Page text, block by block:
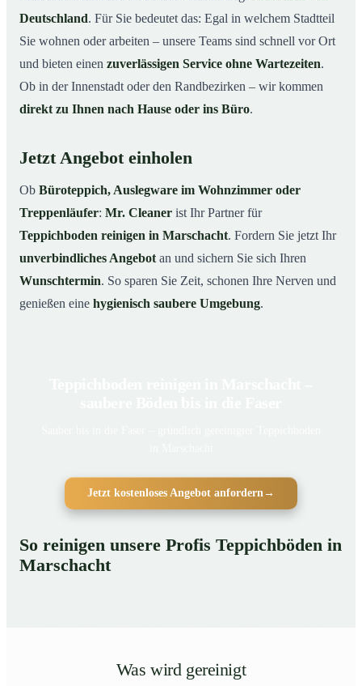
Deutschland. Für Sie bedeutet das: Egal in welchem Stadtteil
Sie wohnen oder arbeiten – unsere Teams sind schnell vor Ort
und bieten einen zuverlässigen Service ohne Wartezeiten.
Ob in der Innenstadt oder den Randbezirken – wir kommen
direkt zu Ihnen nach Hause oder ins Büro.
Jetzt Angebot einholen
Ob Büroteppich, Auslegware im Wohnzimmer oder
Treppenläufer: Mr. Cleaner ist Ihr Partner für
Teppichboden reinigen in Marschacht. Fordern Sie jetzt Ihr
unverbindliches Angebot an und sichern Sie sich Ihren
Wunschtermin. So sparen Sie Zeit, schonen Ihre Nerven und
genießen eine hygienisch saubere Umgebung.
Jetzt kostenloses Angebot anfordern →
So reinigen unsere Profis Teppichböden in
Marschacht
Was wird gereinigt